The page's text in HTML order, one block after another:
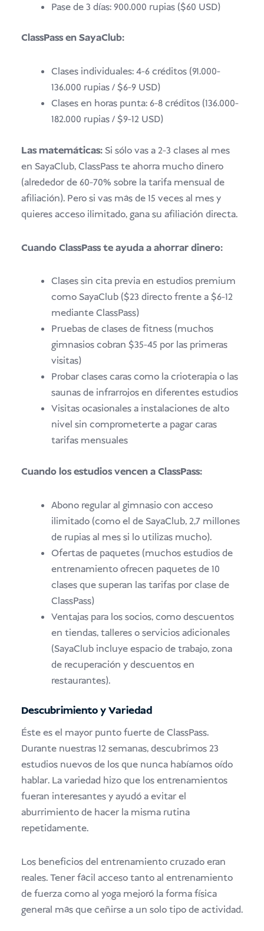
Pase de 3 días: 900.000 rupias ($60 USD)
ClassPass en SayaClub:
Clases individuales: 4-6 créditos (91.000-
136.000 rupias / $6-9 USD)
Clases en horas punta: 6-8 créditos (136.000-
182.000 rupias / $9-12 USD)
Las matemáticas:Si sólo vas a 2-3 clases al mes
en SayaClub, ClassPass te ahorra mucho dinero
(alrededor de 60-70% sobre la tarifa mensual de
afiliación). Pero si vas más de 15 veces al mes y
quieres acceso ilimitado, gana su afiliación directa.
Cuando ClassPass te ayuda a ahorrar dinero:
Clases sin cita previa en estudios premium
como SayaClub ($23 directo frente a $6-12
mediante ClassPass)
Pruebas de clases de fitness (muchos
gimnasios cobran $35-45 por las primeras
visitas)
Probar clases caras como la crioterapia o las
saunas de infrarrojos en diferentes estudios
Visitas ocasionales a instalaciones de alto
nivel sin comprometerte a pagar caras
tarifas mensuales
Cuando los estudios vencen a ClassPass:
Abono regular al gimnasio con acceso
ilimitado (como el de SayaClub, 2,7 millones
de rupias al mes si lo utilizas mucho).
Ofertas de paquetes (muchos estudios de
entrenamiento ofrecen paquetes de 10
clases que superan las tarifas por clase de
ClassPass)
Ventajas para los socios, como descuentos
en tiendas, talleres o servicios adicionales
(SayaClub incluye espacio de trabajo, zona
de recuperación y descuentos en
restaurantes).
Descubrimiento y Variedad
Éste es el mayor punto fuerte de ClassPass.
Durante nuestras 12 semanas, descubrimos 23
estudios nuevos de los que nunca habíamos oído
hablar. La variedad hizo que los entrenamientos
fueran interesantes y ayudó a evitar el
aburrimiento de hacer la misma rutina
repetidamente.
Los beneficios del entrenamiento cruzado eran
reales. Tener fácil acceso tanto al entrenamiento
de fuerza como al yoga mejoró la forma física
general más que ceñirse a un solo tipo de actividad.